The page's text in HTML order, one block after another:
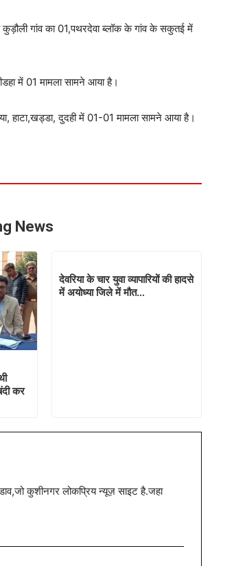
गांव का 01,पथरदेवा ब्लॉक के गांव के सकुतई में
में 01 मामला सामने आया है।
दुदही में 01-01 मामला सामने आया है।
News
कर
देवरिया के चार युवा व्यापारियों की हादसे
में अयोध्या जिले में मौत…
कुशीनगर लोकप्रिय न्यूज़ साइट है.जहा